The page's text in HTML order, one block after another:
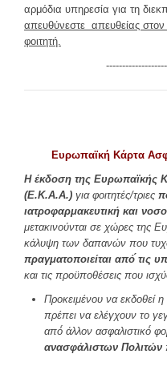
αρμόδια υπηρεσία για τη
απευθύνεστε απευθείας στον
φοιτητή.
Ευρωπαϊκή Κάρτα
Η έκδοση της Ευρωπαϊκής
(Ε.Κ.Α.Α.) για φοιτητές/τριες
ιατροφαρμακευτική και
μετακινούνται σε χώρες της
κάλυψη των δαπανών που
πραγματοποιείται από́ τις
και τις προϋποθέσεις που
Προκειμένου να εκδοθεί
πρέπει να ελέγχουν το
από́ άλλον ασφαλιστικό́
ανασφάλιστων Πολιτών